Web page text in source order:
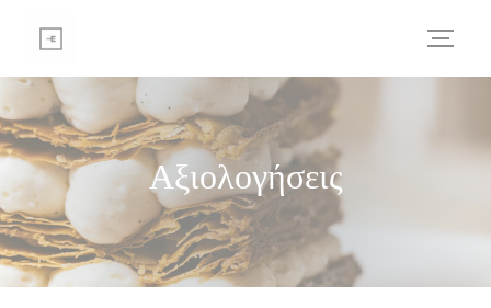
Αξιολογήσεις